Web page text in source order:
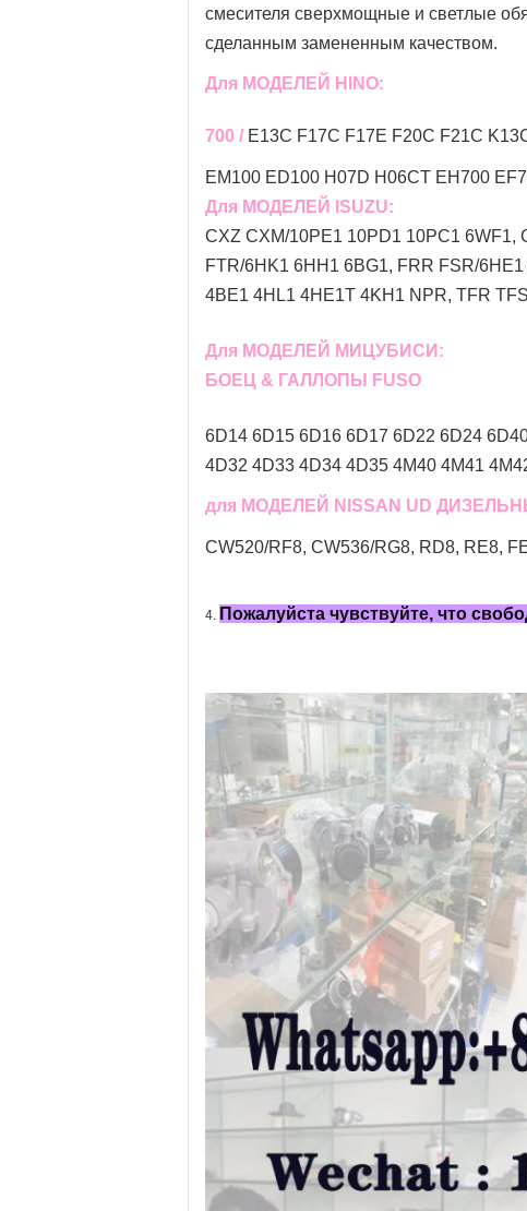
смесителя сверхмощные и светлые
сделанным замененным качеством.
Для МОДЕЛЕЙ HINO:
700 / E13C F17C F17E F20C F21C
EM100 ED100 H07D H06CT EH700
Для МОДЕЛЕЙ ISUZU:
CXZ CXM/10PE1 10PD1 10PC1 6WF1,
FTR/6HK1 6HH1 6BG1, FRR FSR/
4BE1 4HL1 4HE1T 4KH1 NPR, TFR
Для МОДЕЛЕЙ МИЦУБИСИ:
БОЕЦ & ГАЛЛОПЫ FUSO
6D14 6D15 6D16 6D17 6D22 6D24
4D32 4D33 4D34 4D35 4M40 4M41
для МОДЕЛЕЙ NISSAN UD
CW520/RF8, CW536/RG8, RD8, RE8,
4. Пожалуйста чувствуйте, что